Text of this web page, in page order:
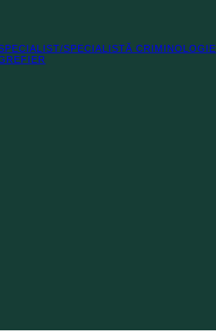
SPECIALISTĂ CRIMINOLOGIE